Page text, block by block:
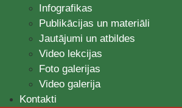
Infografikas
Publikācijas un materiāli
Jautājumi un atbildes
Video lekcijas
Foto galerijas
Video galerija
Kontakti